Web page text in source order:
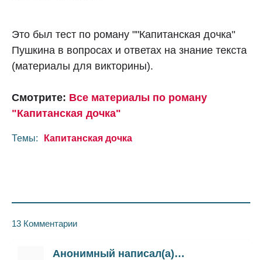
Это был тест по роману ""Капитанская дочка"
Пушкина в вопросах и ответах на знание текста
(материалы для викторины).
Смотрите: Все материалы по роману
"Капитанская дочка"
Темы: Капитанская дочка
13 Комментарии
Анонимный написал(а)…